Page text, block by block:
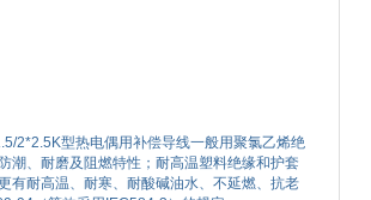
2*2.5K型热电偶用补偿导线一般用聚氯乙烯绝
潮、耐磨及阻燃特性；耐高温塑料绝缘和护套
有耐高温、耐寒、耐酸碱油水、不延燃、抗老